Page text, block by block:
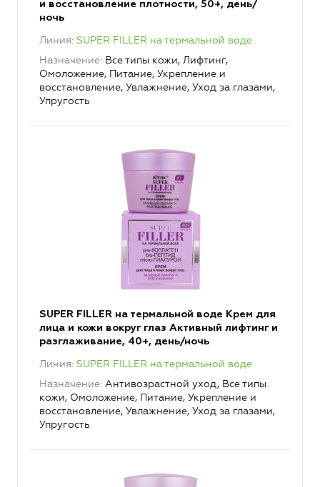
и восстановление плотности, 50+, день/
ночь
Линия SUPER FILLER на термальной воде
Назначение Все типы кожи, Лифтинг,
Омоложение, Питание, Укрепление и
восстановление, Увлажнение, Уход за глазами,
Упругость
SUPER FILLER на термальной воде Крем для
лица и кожи вокруг глаз Активный лифтинг и
разглаживание, 40+, день/ночь
Линия SUPER FILLER на термальной воде
Назначение Антивозрастной уход, Все типы
кожи, Омоложение, Питание, Укрепление и
восстановление, Увлажнение, Уход за глазами,
Упругость